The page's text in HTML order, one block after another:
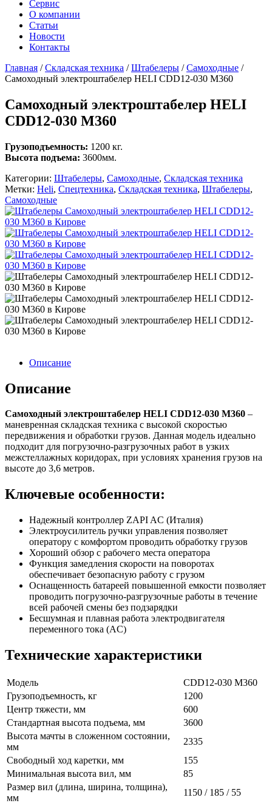
Сервис
О компании
Статьи
Новости
Контакты
Главная /Складская техника /Штабелеры /Самоходные /
Самоходный электроштабелер HELI CDD12-030 M360
Самоходный электроштабелер HELI
CDD12-030 M360
Грузоподъемность: 1200 кг.
Высота подъема: 3600мм.
Категории: Штабелеры, Самоходные, Складская техника
Метки: Heli, Спецтехника, Складская техника, Штабелеры,
Самоходные
Описание
Описание
Самоходный электроштабелер HELI CDD12-030 M360 –
маневренная складская техника с высокой скоростью
передвижения и обработки грузов. Данная модель идеально
подходит для погрузочно-разгрузочных работ в узких
межстеллажных коридорах, при условиях хранения грузов на
высоте до 3,6 метров.
Ключевые особенности:
Надежный контроллер ZAPI AC (Италия)
Электроусилитель ручки управления позволяет
оператору с комфортом проводить обработку грузов
Хороший обзор с рабочего места оператора
Функция замедления скорости на поворотах
обеспечивает безопасную работу с грузом
Оснащенность батареей повышенной емкости позволяет
проводить погрузочно-разгрузочные работы в течение
всей рабочей смены без подзарядки
Бесшумная и плавная работа электродвигателя
переменного тока (AC)
Технические характеристики
Модель
CDD12-030 M360
Грузоподъемность, кг
1200
Центр тяжести, мм
600
Стандартная высота подъема, мм
3600
Высота мачты в сложенном состоянии,
мм
2335
Свободный ход каретки, мм
155
Минимальная высота вил, мм
85
Размер вил (длина, ширина, толщина),
мм
1150 / 185 / 55